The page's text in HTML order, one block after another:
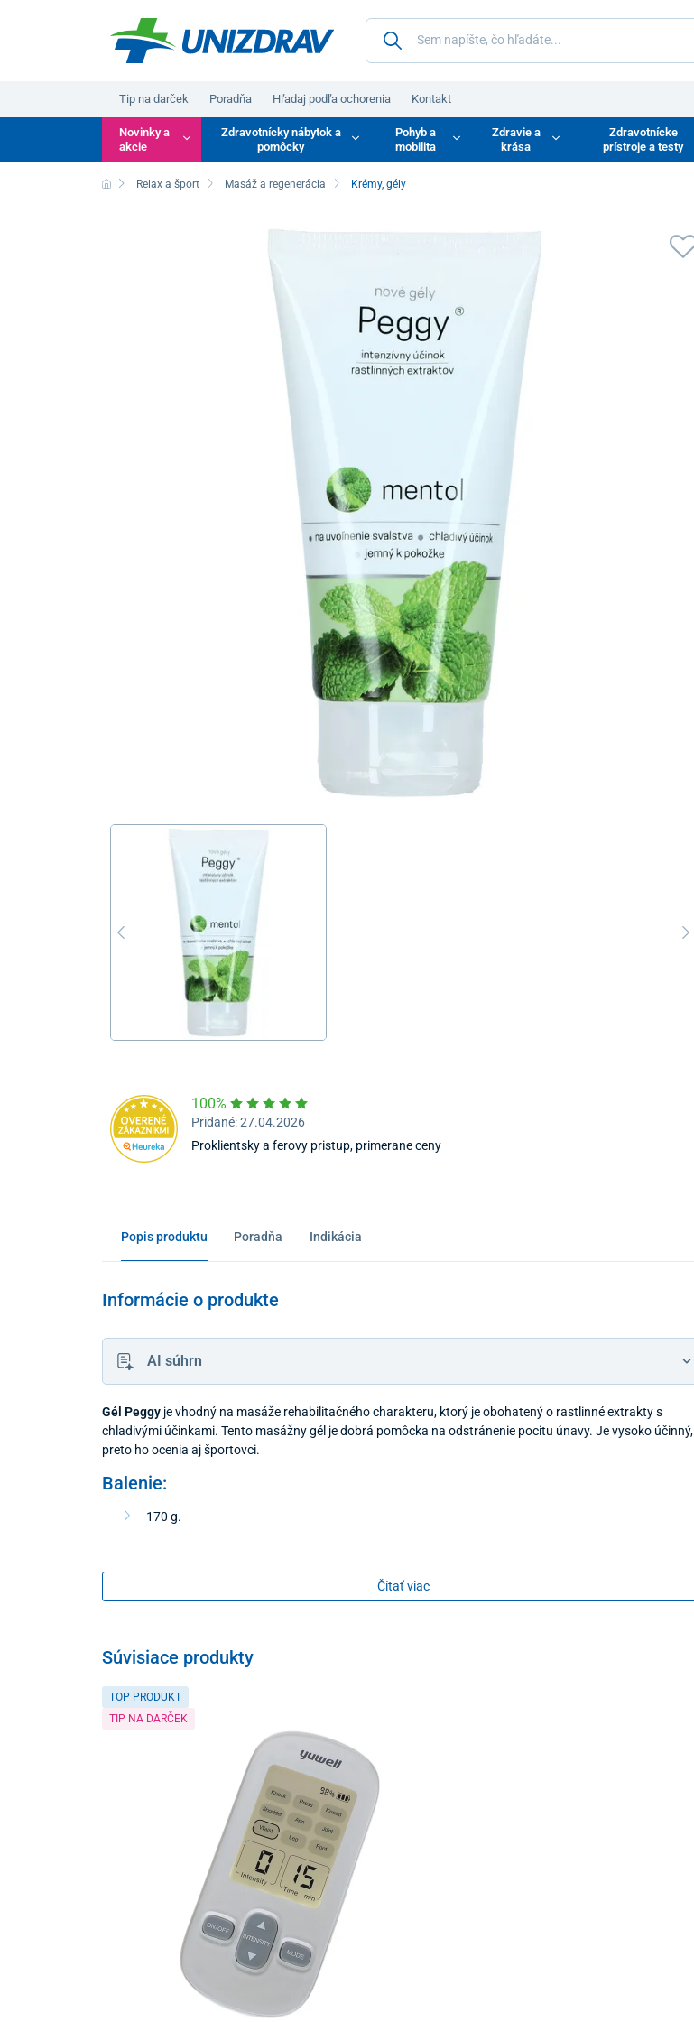
Tip na darček Poradňa Hľadaj podľa ochorenia Kontakt
Novinky a
akcie
Zdravotnícky nábytok a
pomôcky
Pohyb a
mobilita
Zdravie a
krása
Zdravotnícke
prístroje a testy
Relax a šport Masáž a regenerácia Krémy, gély
100%
Pridané: 27.04.2026
Proklientsky a ferovy pristup, primerane ceny
Popis produktu Poradňa Indikácia
Informácie o produkte
AI súhrn
Gél Peggyje vhodný na masáže rehabilitačného charakteru, ktorý je obohatený o rastlinné extrakty s
chladivými účinkami. Tento masážny gél je dobrá pomôcka na odstránenie pocitu únavy. Je vysoko účinný,
preto ho ocenia aj športovci.
Balenie:
170 g.
Čítať viac
Súvisiace produkty
TOP PRODUKT
TIP NA DARČEK